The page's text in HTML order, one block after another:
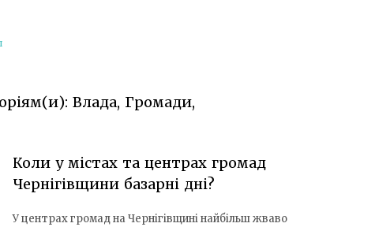
Влада, Громади,
Коли у містах та центрах громад
Чернігівщини базарні дні?
У центрах громад на Чернігівщині найбільш жваво